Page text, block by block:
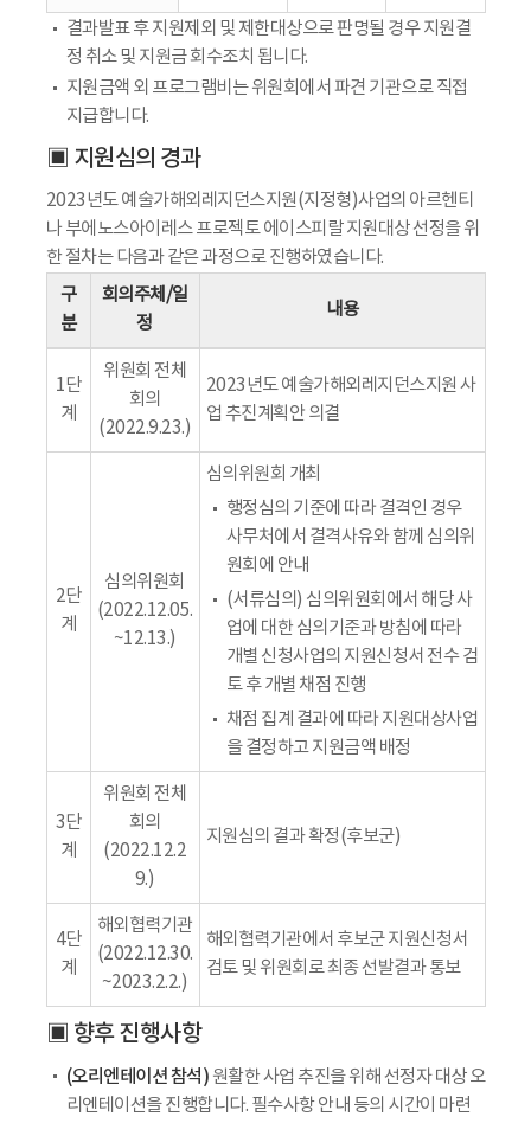
결과발표 후 지원제외 및 제한대상으로 판명될 경우 지원결
정 취소 및 지원금 회수조치 됩니다.
지원금액 외 프로그램비는 위원회에서 파견 기관으로 직접
지급합니다.
▣ 지원심의 경과
2023년도 예술가해외레지던스지원(지정형)사업의 아르헨티
나 부에노스아이레스 프로젝토 에이스피랄 지원대상 선정을 위
한 절차는 다음과 같은 과정으로 진행하였습니다.
구
분
회의주체/일
정
내용
1단
계
위원회 전체
회의
(2022.9.23.)
2023년도 예술가해외레지던스지원 사
업 추진계획안 의결
2단
계
심의위원회
(2022.12.05.
~12.13.)
심의위원회 개최
행정심의 기준에 따라 결격인 경우
사무처에서 결격사유와 함께 심의위
원회에 안내
(서류심의) 심의위원회에서 해당 사
업에 대한 심의기준과 방침에 따라
개별 신청사업의 지원신청서 전수 검
토 후 개별 채점 진행
채점 집계 결과에 따라 지원대상사업
을 결정하고 지원금액 배정
3단
계
위원회 전체
회의
(2022.12.2
9.)
지원심의 결과 확정(후보군)
4단
계
해외협력기관
(2022.12.30.
~2023.2.2.)
해외협력기관에서 후보군 지원신청서
검토 및 위원회로 최종 선발결과 통보
▣ 향후 진행사항
(오리엔테이션 참석) 원활한 사업 추진을 위해 선정자 대상 오
리엔테이션을 진행합니다. 필수사항 안내 등의 시간이 마련